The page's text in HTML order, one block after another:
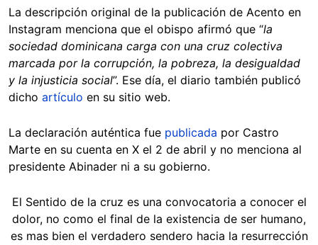
La descripción original de la publicación de Acento en
Instagram menciona que el obispo afirmó que “la
sociedad dominicana carga con una cruz colectiva
marcada por la corrupción, la pobreza, la desigualdad
y la injusticia social”. Ese día, el diario también publicó
dicho artículo en su sitio web.
La declaración auténtica fue publicada por Castro
Marte en su cuenta en X el 2 de abril y no menciona al
presidente Abinader ni a su gobierno.
El Sentido de la cruz es una convocatoria a conocer el
dolor, no como el final de la existencia de ser humano,
es mas bien el verdadero sendero hacia la resurrección